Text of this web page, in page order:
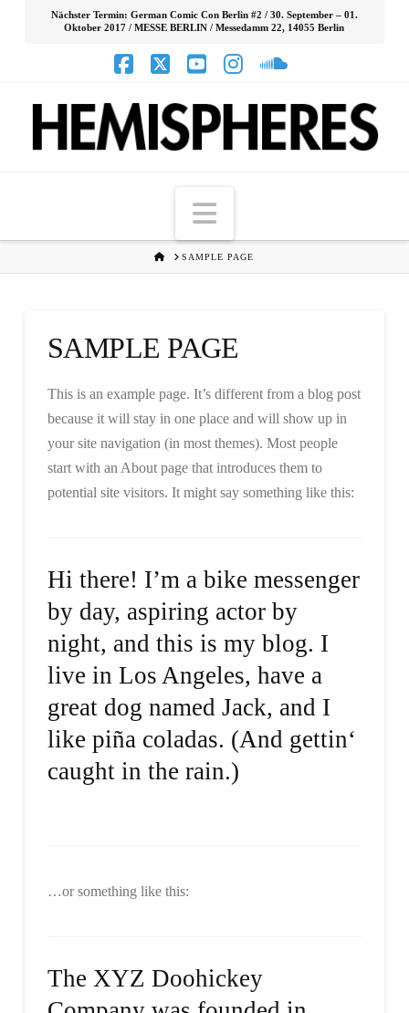
Nächster Termin: German Comic Con Berlin #2 / 30. September – 01.
Oktober 2017 / MESSE BERLIN / Messedamm 22, 14055 Berlin
Navigation
HOMESAMPLE PAGE
SAMPLE PAGE
This is an example page. It’s different from a blog post
because it will stay in one place and will show up in
your site navigation (in most themes). Most people
start with an About page that introduces them to
potential site visitors. It might say something like this:
Hi there! I’m a bike messenger
by day, aspiring actor by
night, and this is my blog. I
live in Los Angeles, have a
great dog named Jack, and I
like piña coladas. (And gettin‘
caught in the rain.)
…or something like this:
The XYZ Doohickey